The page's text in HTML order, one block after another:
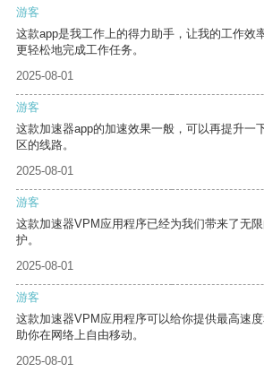
游客
这款app是我工作上的得力助手，让我的工作效
更轻松地完成工作任务。
2025-08-01
游客
这款加速器app的加速效果一般，可以再提升一
区的线路。
2025-08-01
游客
这款加速器VPM应用程序已经为我们带来了无
护。
2025-08-01
游客
这款加速器VPM应用程序可以给你提供最高速
助你在网络上自由移动。
2025-08-01